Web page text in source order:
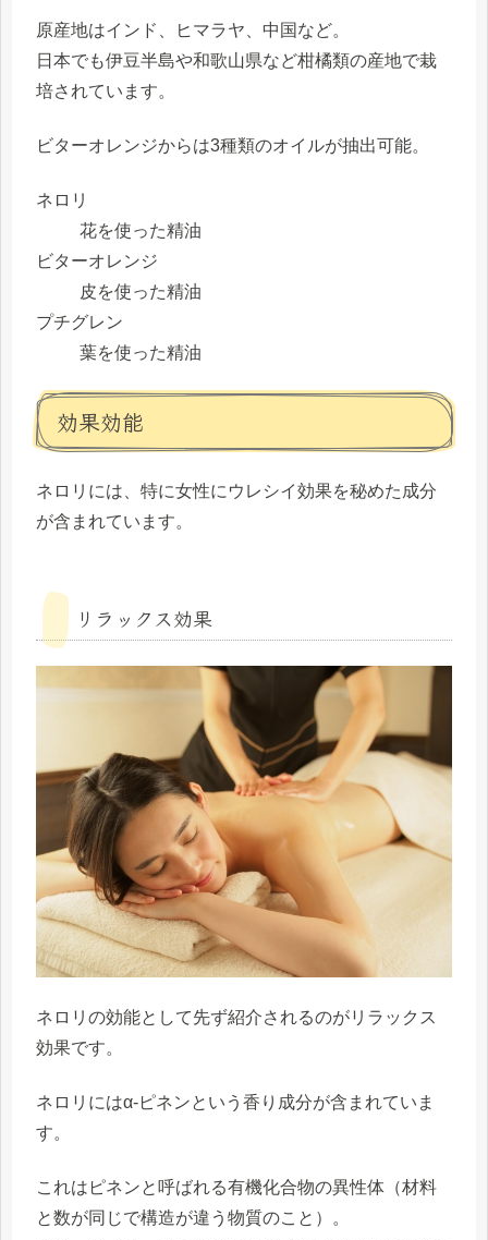
原産地はインド、ヒマラヤ、中国など。
日本でも伊豆半島や和歌山県など柑橘類の産地で栽
培されています。
ビターオレンジからは3種類のオイルが抽出可能。
ネロリ
花を使った精油
ビターオレンジ
皮を使った精油
プチグレン
葉を使った精油
効果効能
ネロリには、特に女性にウレシイ効果を秘めた成分
が含まれています。
リラックス効果
ネロリの効能として先ず紹介されるのがリラックス
効果です。
ネロリにはα-ピネンという香り成分が含まれていま
す。
これはピネンと呼ばれる有機化合物の異性体（材料
と数が同じで構造が違う物質のこと）。